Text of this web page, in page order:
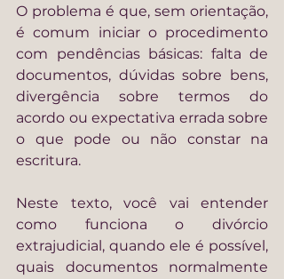
O problema é que, sem orientação,
é comum iniciar o procedimento
com pendências básicas: falta de
documentos, dúvidas sobre bens,
divergência sobre termos do
acordo ou expectativa errada sobre
o que pode ou não constar na
escritura.
Neste texto, você vai entender
como funciona o divórcio
extrajudicial, quando ele é possível,
quais documentos normalmente